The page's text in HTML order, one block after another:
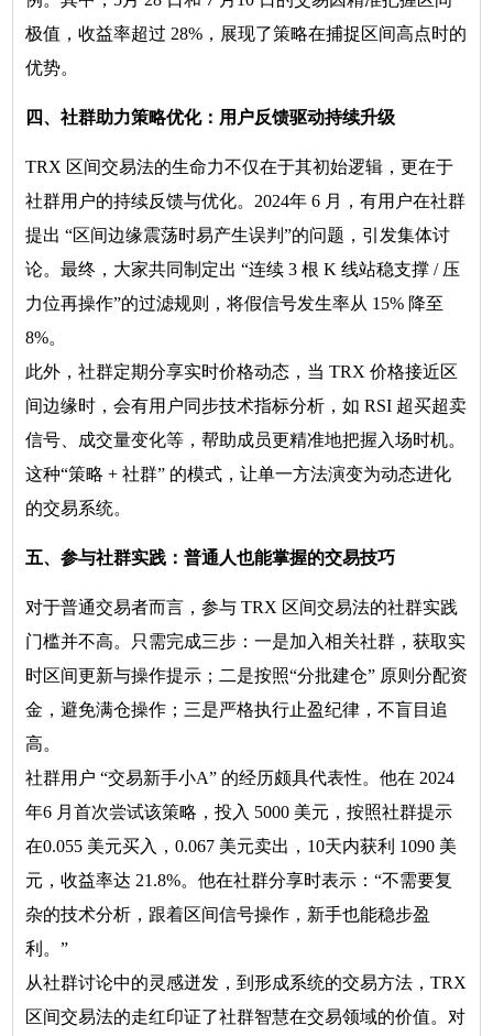
极值，收益率超过 28%，展现了策略在捕捉区间高点时的
优势。
四、社群助力策略优化：用户反馈驱动持续升级
TRX 区间交易法的生命力不仅在于其初始逻辑，更在于
社群用户的持续反馈与优化。2024年 6 月，有用户在社群
提出 “区间边缘震荡时易产生误判”的问题，引发集体讨
论。最终，大家共同制定出 “连续 3 根 K 线站稳支撑 / 压
力位再操作”的过滤规则，将假信号发生率从 15% 降至
8%。
此外，社群定期分享实时价格动态，当 TRX 价格接近区
间边缘时，会有用户同步技术指标分析，如 RSI 超买超卖
信号、成交量变化等，帮助成员更精准地把握入场时机。
这种“策略 + 社群” 的模式，让单一方法演变为动态进化
的交易系统。
五、参与社群实践：普通人也能掌握的交易技巧
对于普通交易者而言，参与 TRX 区间交易法的社群实践
门槛并不高。只需完成三步：一是加入相关社群，获取实
时区间更新与操作提示；二是按照“分批建仓” 原则分配资
金，避免满仓操作；三是严格执行止盈纪律，不盲目追
高。
社群用户 “交易新手小A” 的经历颇具代表性。他在 2024
年6 月首次尝试该策略，投入 5000 美元，按照社群提示
在0.055 美元买入，0.067 美元卖出，10天内获利 1090 美
元，收益率达 21.8%。他在社群分享时表示：“不需要复
杂的技术分析，跟着区间信号操作，新手也能稳步盈
利。”
从社群讨论中的灵感迸发，到形成系统的交易方法，TRX
区间交易法的走红印证了社群智慧在交易领域的价值。对